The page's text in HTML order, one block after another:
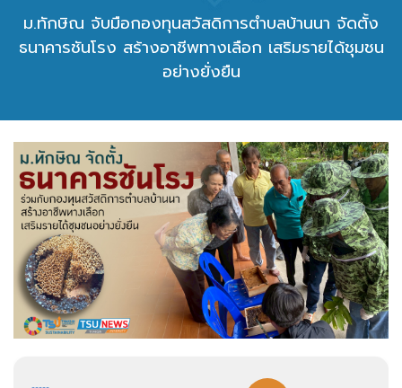
ม.ทักษิณ จับมือกองทุนสวัสดิการตำบลบ้านนา จัดตั้ง
ธนาคารชันโรง สร้างอาชีพทางเลือก เสริมรายได้ชุมชน
อย่างยั่งยืน